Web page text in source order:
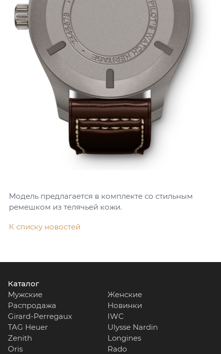
Модель предлагается в комплекте со стильным
ремешком из телячьей кожи.
К списку новостей
Каталог
Мужские
Женские
Распродажа
Новинки
Girard-Perregaux
IWC
TAG Heuer
Ulysse Nardin
Zenith
Longines
Oris
Rado